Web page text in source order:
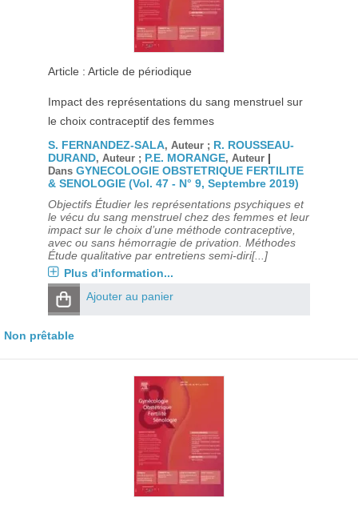
Article : Article de périodique
Impact des représentations du sang menstruel sur
le choix contraceptif des femmes
S. FERNANDEZ-SALA, Auteur ; R. ROUSSEAU-
DURAND, Auteur ; P.E. MORANGE, Auteur |
Dans GYNECOLOGIE OBSTETRIQUE FERTILITE
& SENOLOGIE (Vol. 47 - N° 9, Septembre 2019)
Objectifs Étudier les représentations psychiques et
le vécu du sang menstruel chez des femmes et leur
impact sur le choix d’une méthode contraceptive,
avec ou sans hémorragie de privation. Méthodes
Étude qualitative par entretiens semi-diri[...]
Plus d'information...
Ajouter au panier
Non prêtable